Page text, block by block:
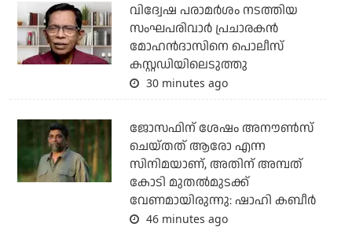
വിദ്വേഷ പരാമര്‍ശം നടത്തിയ
സംഘപരിവാര്‍ പ്രചാരകന്‍
മോഹന്‍ദാസിനെ പൊലീസ്
കസ്റ്റഡിയിലെടുത്തു
30 minutes ago
ജോസഫിന് ശേഷം അനൗണ്‍സ്
ചെയ്തത് ആരോ എന്ന
സിനിമയാണ്, അതിന് അമ്പത്
കോടി മുതല്‍മുടക്ക്
വേണമായിരുന്നു: ഷാഹി കബീര്‍
46 minutes ago